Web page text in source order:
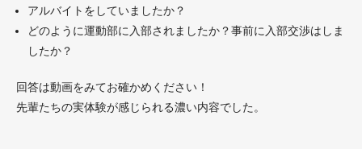
アルバイトをしていましたか？
どのように運動部に入部されましたか？事前に入部交渉はしま
したか？
回答は動画をみてお確かめください！
先輩たちの実体験が感じられる濃い内容でした。